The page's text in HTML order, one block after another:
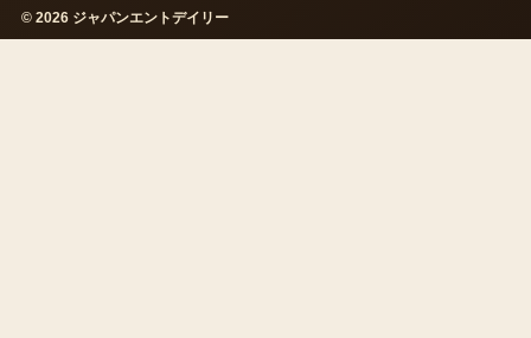
© 2026 ジャパンエントデイリー